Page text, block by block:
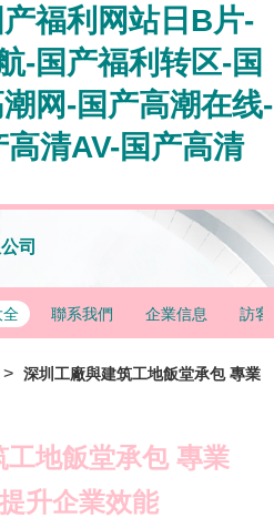
福利网站日B片-
-国产福利转区-国
网-国产高潮在线-
清AV-国产高清
司
全 聯系我們 企業信息 訪客
> 深圳工廠與建筑工地飯堂承包 專業
地飯堂承包 專業
升企業效能